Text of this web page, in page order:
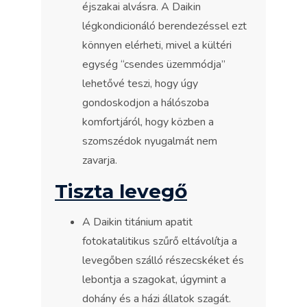
éjszakai alvásra. A Daikin
légkondicionáló berendezéssel ezt
könnyen elérheti, mivel a kültéri
egység “csendes üzemmódja”
lehetővé teszi, hogy úgy
gondoskodjon a hálószoba
komfortjáról, hogy közben a
szomszédok nyugalmát nem
zavarja.
Tiszta levegő
A Daikin titánium apatit
fotokatalitikus szűrő eltávolítja a
levegőben szálló részecskéket és
lebontja a szagokat, úgymint a
dohány és a házi állatok szagát.